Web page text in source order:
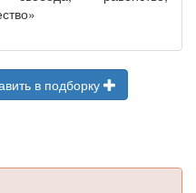
в подборку